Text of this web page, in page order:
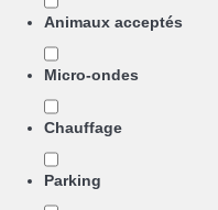
Animaux acceptés
Micro-ondes
Chauffage
Parking